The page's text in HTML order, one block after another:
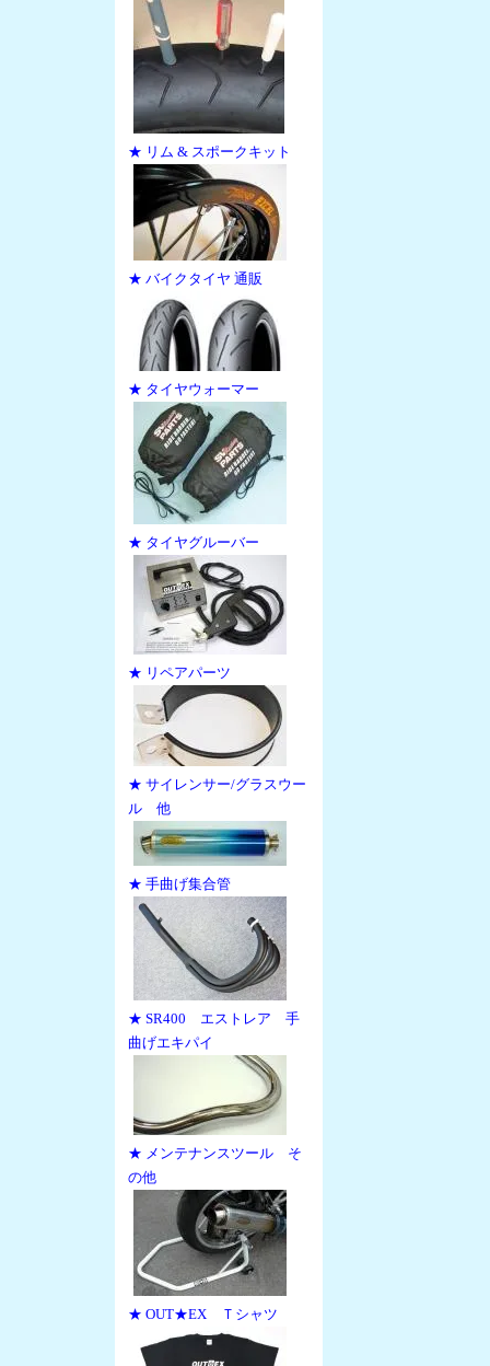
★ リム & スポークキット
★ バイクタイヤ 通販
★ タイヤウォーマー
★ タイヤグルーバー
★ リペアパーツ
★ サイレンサー/グラスウー
ル 他
★ 手曲げ集合管
★ SR400 エストレア 手
曲げエキパイ
★ メンテナンスツール そ
の他
★ OUT★EX Ｔシャツ